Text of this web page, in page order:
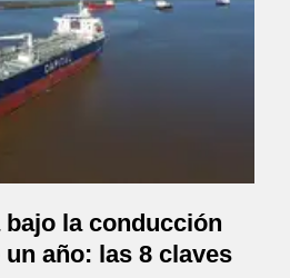
la conducción
año: las 8 claves